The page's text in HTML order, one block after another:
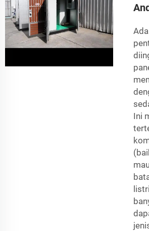
Ini